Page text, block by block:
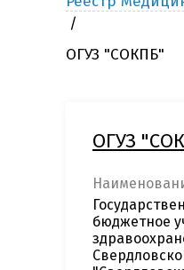
ОГУЗ "СОКПБ"
ОГУЗ
бюджетное